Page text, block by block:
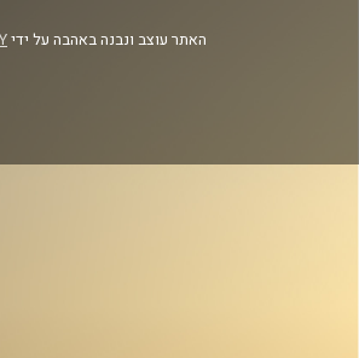
האתר עוצב ונבנה באהבה על ידי